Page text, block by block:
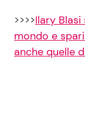
>>>>Ilary
mondo e
anche quelle